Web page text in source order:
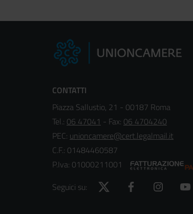
CONTATTI
Piazza Sallustio, 21 - 00187 Roma
Tel.: 06 47041 - Fax: 06 4704240
PEC: unioncamere@cert.legalmail.it
C.F.: 01484460587
P.Iva: 01000211001
Seguici su:
Twitter Facebook Instagram